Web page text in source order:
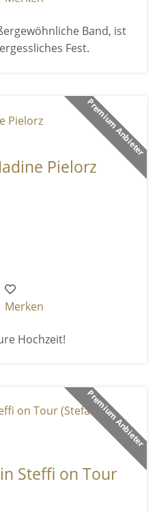
Band, ist
Fest.
Premium Anbieter
Pielorz
Merken
Hochzeit!
Premium Anbieter
Steffi on Tour